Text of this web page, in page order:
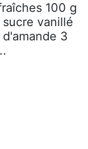
100 g
vanillé
3